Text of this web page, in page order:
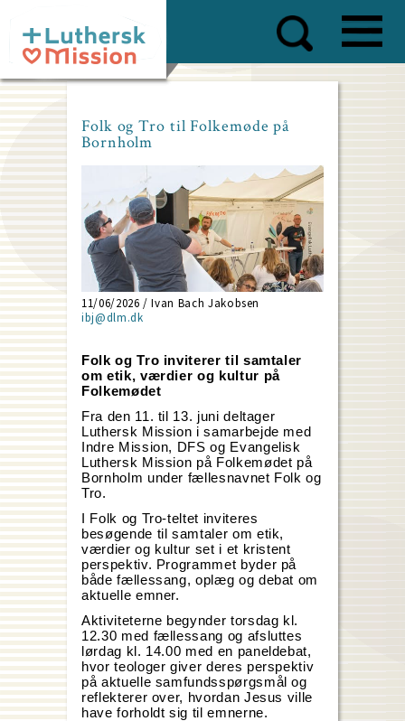
main
content
Folk og Tro til Folkemøde på
Bornholm
11/06/2026 / Ivan Bach Jakobsen
ibj@dlm.dk
Folk og Tro inviterer til samtaler
om etik, værdier og kultur på
Folkemødet
Fra den 11. til 13. juni deltager
Luthersk Mission i samarbejde med
Indre Mission, DFS og Evangelisk
Luthersk Mission på Folkemødet på
Bornholm under fællesnavnet Folk og
Tro.
I Folk og Tro-teltet inviteres
besøgende til samtaler om etik,
værdier og kultur set i et kristent
perspektiv. Programmet byder på
både fællessang, oplæg og debat om
aktuelle emner.
Aktiviteterne begynder torsdag kl.
12.30 med fællessang og afsluttes
lørdag kl. 14.00 med en paneldebat,
hvor teologer giver deres perspektiv
på aktuelle samfundsspørgsmål og
reflekterer over, hvordan Jesus ville
have forholdt sig til emnerne.